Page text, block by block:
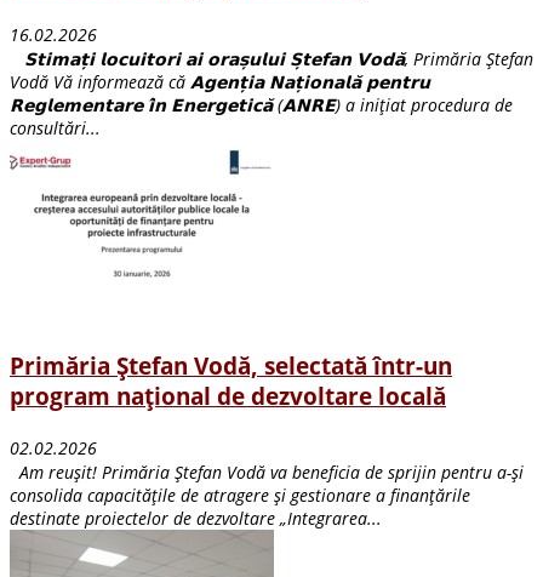
16.02.2026
𝗦𝘁𝗶𝗺𝗮𝘁̦𝗶 𝗹𝗼𝗰𝘂𝗶𝘁𝗼𝗿𝗶 𝗮𝗶 𝗼𝗿𝗮𝘀̦𝘂𝗹𝘂𝗶 𝗦̦𝘁𝗲𝗳𝗮𝗻 𝗩𝗼𝗱𝗮̆, Primăria Ștefan
Vodă Vă informează că 𝗔𝗴𝗲𝗻𝘁̦𝗶𝗮 𝗡𝗮𝘁̦𝗶𝗼𝗻𝗮𝗹𝗮̆ 𝗽𝗲𝗻𝘁𝗿𝘂
𝗥𝗲𝗴𝗹𝗲𝗺𝗲𝗻𝘁𝗮𝗿𝗲 𝗶̂𝗻 𝗘𝗻𝗲𝗿𝗴𝗲𝘁𝗶𝗰𝗮̆ (𝗔𝗡𝗥𝗘) a inițiat procedura de
consultări...
Primăria Ștefan Vodă, selectată într-un
program național de dezvoltare locală
02.02.2026
Am reușit! Primăria Ștefan Vodă va beneficia de sprijin pentru a-și
consolida capacitățile de atragere și gestionare a finanțările
destinate proiectelor de dezvoltare „Integrarea...